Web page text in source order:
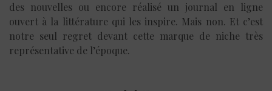
des nouvelles ou encore réalisé un journal en ligne
ouvert à la littérature qui les inspire. Mais non. Et c’est
notre seul regret devant cette marque de niche très
représentative de l’époque.